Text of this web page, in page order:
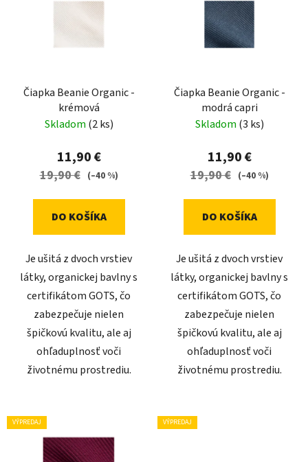
Čiapka Beanie Organic -
krémová
Skladom (2 ks)
11,90 €
19,90 € (–40 %)
DO KOŠÍKA
Je ušitá z dvoch vrstiev
látky, organickej bavlny s
certifikátom GOTS, čo
zabezpečuje nielen
špičkovú kvalitu, ale aj
ohľaduplnosť voči
životnému prostrediu.
Čiapka Beanie Organic -
modrá capri
Skladom (3 ks)
11,90 €
19,90 € (–40 %)
DO KOŠÍKA
Je ušitá z dvoch vrstiev
látky, organickej bavlny s
certifikátom GOTS, čo
zabezpečuje nielen
špičkovú kvalitu, ale aj
ohľaduplnosť voči
životnému prostrediu.
VÝPREDAJ VÝPREDAJ